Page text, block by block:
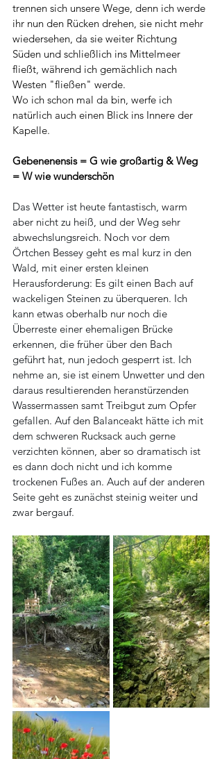
trennen sich unsere Wege, denn ich werde
ihr nun den Rücken drehen, sie nicht mehr
wiedersehen, da sie weiter Richtung
Süden und schließlich ins Mittelmeer
fließt, während ich gemächlich nach
Westen "fließen" werde.
Wo ich schon mal da bin, werfe ich
natürlich auch einen Blick ins Innere der
Kapelle.
Gebenenensis = G wie großartig & Weg
= W wie wunderschön
Das Wetter ist heute fantastisch, warm
aber nicht zu heiß, und der Weg sehr
abwechslungsreich. Noch vor dem
Örtchen Bessey geht es mal kurz in den
Wald, mit einer ersten kleinen
Herausforderung: Es gilt einen Bach auf
wackeligen Steinen zu überqueren. Ich
kann etwas oberhalb nur noch die
Überreste einer ehemaligen Brücke
erkennen, die früher über den Bach
geführt hat, nun jedoch gesperrt ist. Ich
nehme an, sie ist einem Unwetter und den
daraus resultierenden heranstürzenden
Wassermassen samt Treibgut zum Opfer
gefallen. Auf den Balanceakt hätte ich mit
dem schweren Rucksack auch gerne
verzichten können, aber so dramatisch ist
es dann doch nicht und ich komme
trockenen Fußes an. Auch auf der anderen
Seite geht es zunächst steinig weiter und
zwar bergauf.